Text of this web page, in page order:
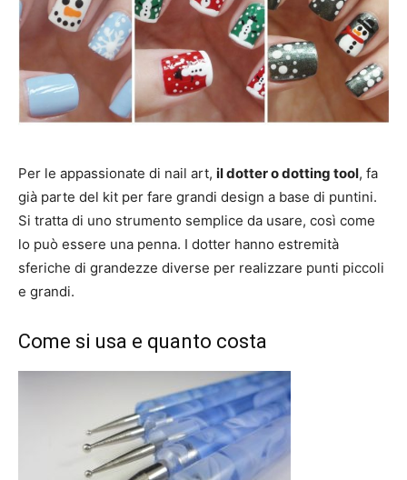
Per le appassionate di nail art, il dotter o dotting tool, fa
già parte del kit per fare grandi design a base di puntini.
Si tratta di uno strumento semplice da usare, così come
lo può essere una penna. I dotter hanno estremità
sferiche di grandezze diverse per realizzare punti piccoli
e grandi.
Come si usa e quanto costa